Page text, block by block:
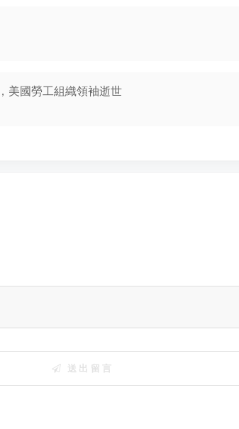
美國勞工組織領袖逝世
送出留言